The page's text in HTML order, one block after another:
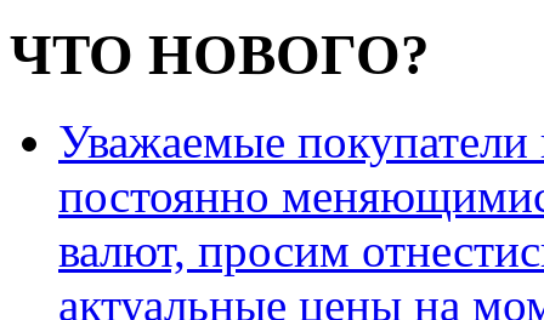
ЧТО НОВОГО?
Уважаемые
постоянно
валют, просим
актуальные цены на